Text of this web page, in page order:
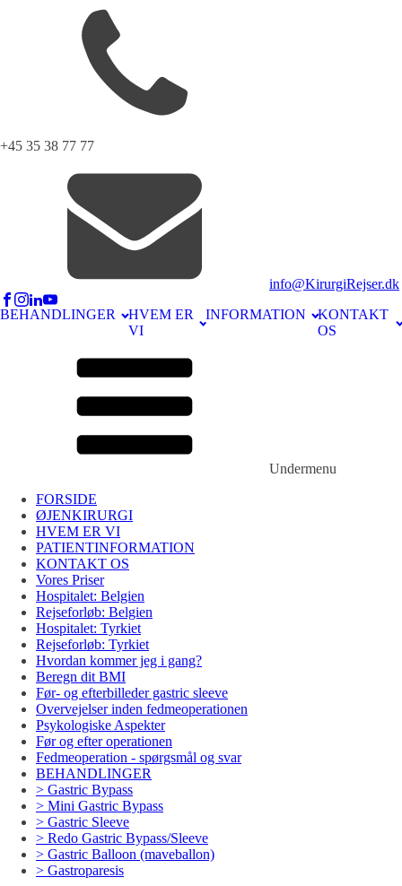
+45 35 38 77 77
info@KirurgiRejser.dk
BEHANDLINGER
HVEM ER
VI
INFORMATION
KONTAKT
OS
Undermenu
FORSIDE
ØJENKIRURGI
HVEM ER VI
PATIENTINFORMATION
KONTAKT OS
Vores Priser
Hospitalet: Belgien
Rejseforløb: Belgien
Hospitalet: Tyrkiet
Rejseforløb: Tyrkiet
Hvordan kommer jeg i gang?
Beregn dit BMI
Før- og efterbilleder gastric sleeve
Overvejelser inden fedmeoperationen
Psykologiske Aspekter
Før og efter operationen
Fedmeoperation - spørgsmål og svar
BEHANDLINGER
> Gastric Bypass
> Mini Gastric Bypass
> Gastric Sleeve
> Redo Gastric Bypass/Sleeve
> Gastric Balloon (maveballon)
> Gastroparesis